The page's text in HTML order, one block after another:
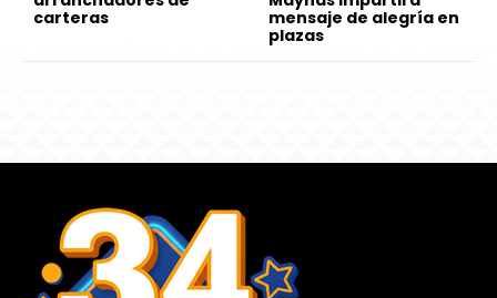
carteras
mensaje de alegría en
plazas